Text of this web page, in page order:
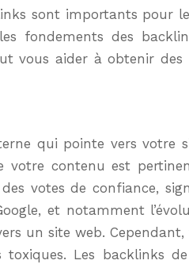
sont importants pour
fondements des
vous aider à obtenir des
qui pointe vers votre
votre contenu est
votes de confiance,
et notamment
un site web. Cependant,
Les backlinks